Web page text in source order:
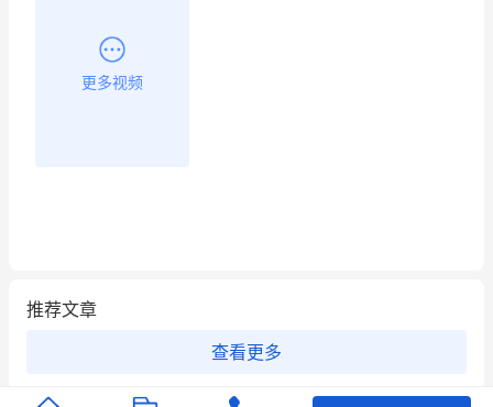
更多视频
推荐文章
查看更多